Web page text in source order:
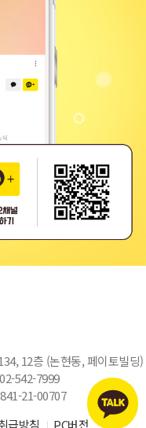
12층 (논현동, 페이토빌딩)
542-7999
21-00707
급방침 PC버전